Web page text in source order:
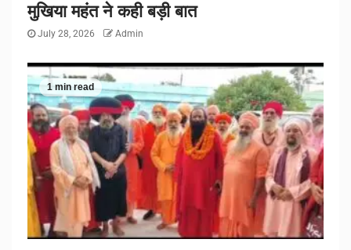
मुखिया महंत ने कही बड़ी बात
July 28, 2026 Admin
1 min read